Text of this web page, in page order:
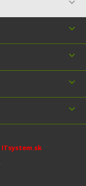





ITsystem.sk